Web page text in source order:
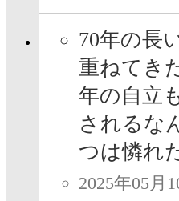
70年の長
重ねてき
年の自立
されるな
つは憐れ
2025年05月